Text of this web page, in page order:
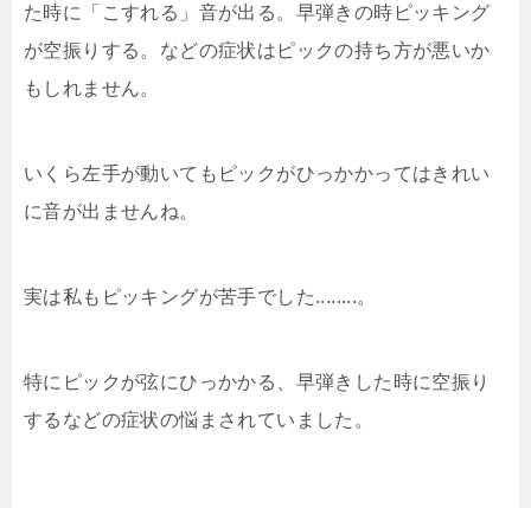
た時に「こすれる」音が出る。早弾きの時ピッキング
が空振りする。などの症状はピックの持ち方が悪いか
もしれません。
いくら左手が動いてもピックがひっかかってはきれい
に音が出ませんね。
実は私もピッキングが苦手でした........。
特にピックが弦にひっかかる、早弾きした時に空振り
するなどの症状の悩まされていました。